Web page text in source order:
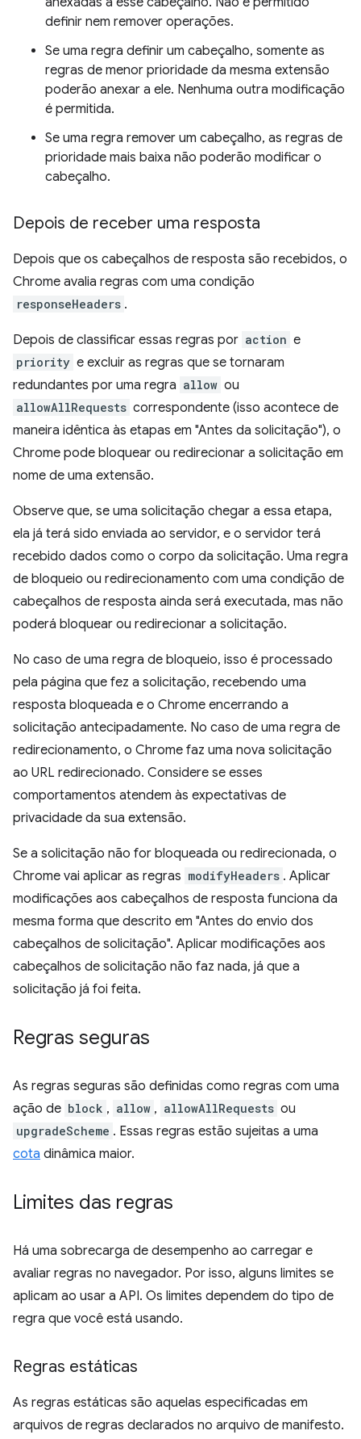
definir nem remover operações.
Se uma regra definir um cabeçalho, somente as
regras de menor prioridade da mesma extensão
poderão anexar a ele. Nenhuma outra modificação
é permitida.
Se uma regra remover um cabeçalho, as regras de
prioridade mais baixa não poderão modificar o
cabeçalho.
Depois de receber uma resposta
Depois que os cabeçalhos de resposta são recebidos, o
Chrome avalia regras com uma condição
responseHeaders .
Depois de classificar essas regras por action e
priority e excluir as regras que se tornaram
redundantes por uma regra allow ou
allowAllRequests correspondente (isso acontece de
maneira idêntica às etapas em "Antes da solicitação"), o
Chrome pode bloquear ou redirecionar a solicitação em
nome de uma extensão.
Observe que, se uma solicitação chegar a essa etapa,
ela já terá sido enviada ao servidor, e o servidor terá
recebido dados como o corpo da solicitação. Uma regra
de bloqueio ou redirecionamento com uma condição de
cabeçalhos de resposta ainda será executada, mas não
poderá bloquear ou redirecionar a solicitação.
No caso de uma regra de bloqueio, isso é processado
pela página que fez a solicitação, recebendo uma
resposta bloqueada e o Chrome encerrando a
solicitação antecipadamente. No caso de uma regra de
redirecionamento, o Chrome faz uma nova solicitação
ao URL redirecionado. Considere se esses
comportamentos atendem às expectativas de
privacidade da sua extensão.
Se a solicitação não for bloqueada ou redirecionada, o
Chrome vai aplicar as regras modifyHeaders . Aplicar
modificações aos cabeçalhos de resposta funciona da
mesma forma que descrito em "Antes do envio dos
cabeçalhos de solicitação". Aplicar modificações aos
cabeçalhos de solicitação não faz nada, já que a
solicitação já foi feita.
Regras seguras
As regras seguras são definidas como regras com uma
ação de block , allow , allowAllRequests ou
upgradeScheme . Essas regras estão sujeitas a uma
cota dinâmica maior.
Limites das regras
Há uma sobrecarga de desempenho ao carregar e
avaliar regras no navegador. Por isso, alguns limites se
aplicam ao usar a API. Os limites dependem do tipo de
regra que você está usando.
Regras estáticas
As regras estáticas são aquelas especificadas em
arquivos de regras declarados no arquivo de manifesto.